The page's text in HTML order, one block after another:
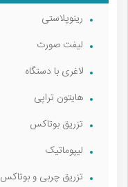
رینوپلاستی
لیفت صورت
لاغری با دستگاه
هایتون تراپی
تزریق بوتاکس
لیپوماتیک
تزریق چربی و بوتاکس